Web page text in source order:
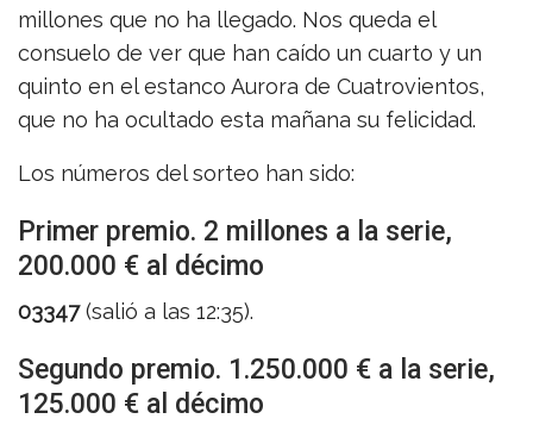
millones que no ha llegado. Nos queda el
consuelo de ver que han caído un cuarto y un
quinto en el estanco Aurora de Cuatrovientos,
que no ha ocultado esta mañana su felicidad.
Los números del sorteo han sido:
Primer premio. 2 millones a la serie,
200.000 € al décimo
03347(salió a las 12:35).
Segundo premio. 1.250.000 € a la serie,
125.000 € al décimo